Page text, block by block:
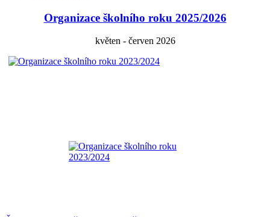
Organizace školního roku 2025/2026
květen - červen 2026